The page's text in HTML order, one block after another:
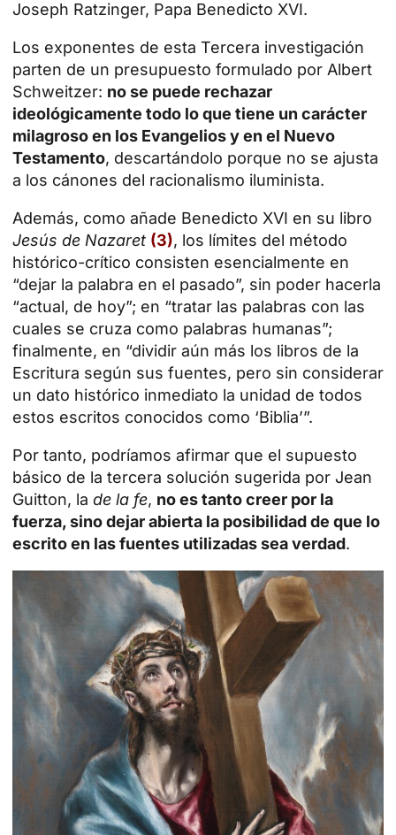
Joseph Ratzinger, Papa Benedicto XVI.
Los exponentes de esta Tercera investigación
parten de un presupuesto formulado por Albert
Schweitzer: no se puede rechazar
ideológicamente todo lo que tiene un carácter
milagroso en los Evangelios y en el Nuevo
Testamento, descartándolo porque no se ajusta
a los cánones del racionalismo iluminista.
Además, como añade Benedicto XVI en su libro
Jesús de Nazaret (3), los límites del método
histórico-crítico consisten esencialmente en
“dejar la palabra en el pasado”, sin poder hacerla
“actual, de hoy”; en “tratar las palabras con las
cuales se cruza como palabras humanas”;
finalmente, en “dividir aún más los libros de la
Escritura según sus fuentes, pero sin considerar
un dato histórico inmediato la unidad de todos
estos escritos conocidos como ‘Biblia’”.
Por tanto, podríamos afirmar que el supuesto
básico de la tercera solución sugerida por Jean
Guitton, la de la fe, no es tanto creer por la
fuerza, sino dejar abierta la posibilidad de que lo
escrito en las fuentes utilizadas sea verdad.